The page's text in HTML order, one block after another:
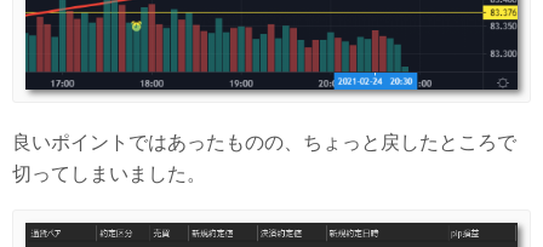
良いポイントではあったものの、ちょっと戻したところで
切ってしまいました。